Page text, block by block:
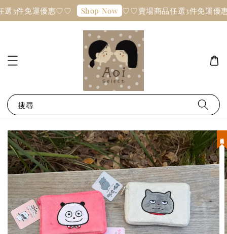
3件免運優惠♡♡ Shop Now ♡♡賣場商品任選3件免運優
搜尋